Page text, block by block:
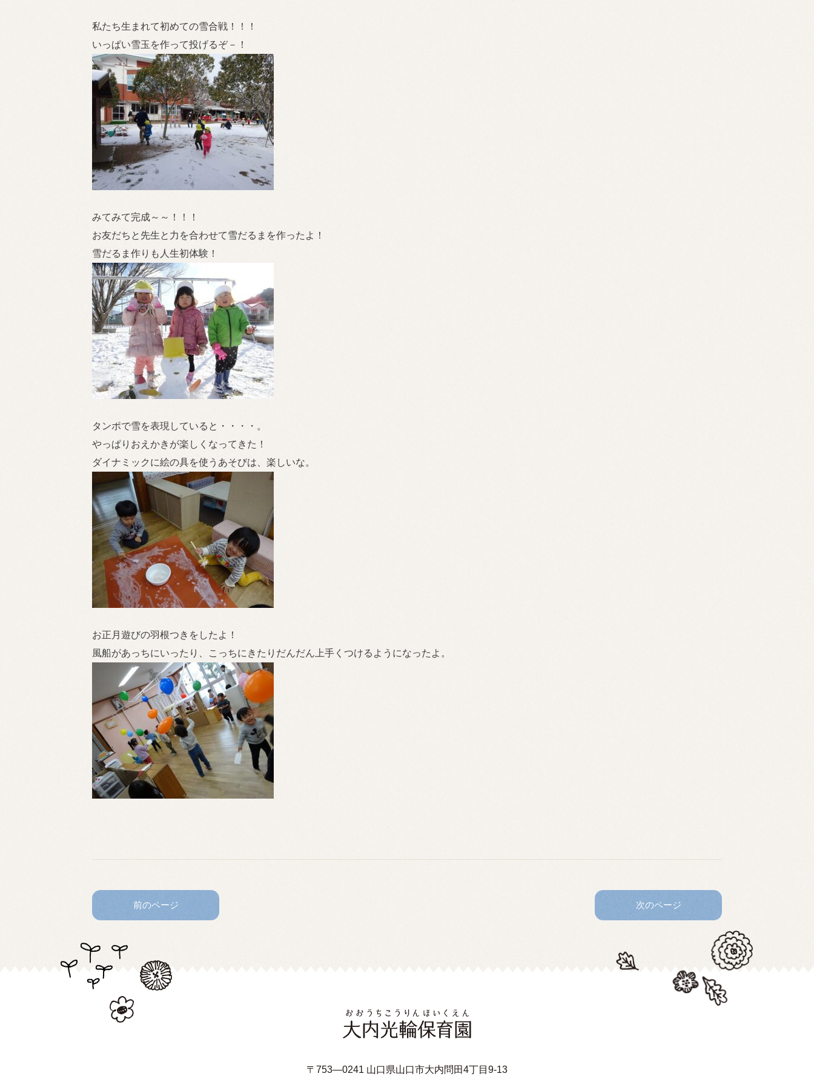
私たち生まれて初めての雪合戦！！！
いっぱい雪玉を作って投げるぞ－！
みてみて完成～～！！！
お友だちと先生と力を合わせて雪だるまを作ったよ！
雪だるま作りも人生初体験！
タンポで雪を表現していると・・・・。
やっぱりおえかきが楽しくなってきた！
ダイナミックに絵の具を使うあそびは、楽しいな。
お正月遊びの羽根つきをしたよ！
風船があっちにいったり、こっちにきたりだんだん上手くつけるようになったよ。
前のページ 次のページ
〒753—0241 山口県山口市大内問田4丁目9-13